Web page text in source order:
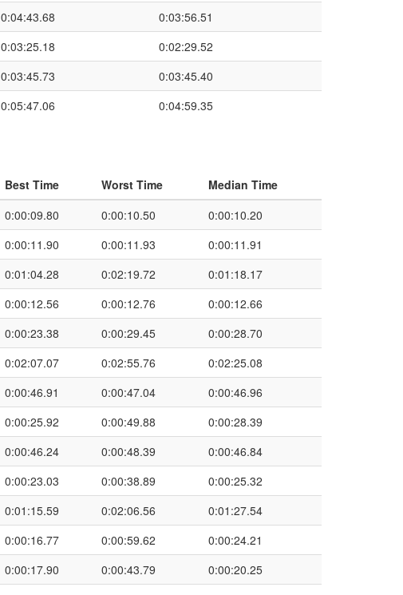
0:04:43.68
0:03:56.51
0:03:25.18
0:02:29.52
0:03:45.73
0:03:45.40
0:05:47.06 0:04:59.35
Best Time Worst Time
Median Time
0:00:09.80 0:00:10.50
0:00:10.20
0:00:11.90 0:00:11.93
0:00:11.91
0:01:04.28 0:02:19.72
0:01:18.17
0:00:12.56 0:00:12.76
0:00:12.66
0:00:23.38 0:00:29.45
0:00:28.70
0:02:07.07 0:02:55.76
0:02:25.08
0:00:46.91 0:00:47.04
0:00:46.96
0:00:25.92 0:00:49.88
0:00:28.39
0:00:46.24 0:00:48.39
0:00:46.84
0:00:23.03 0:00:38.89
0:00:25.32
0:01:15.59 0:02:06.56
0:01:27.54
0:00:16.77 0:00:59.62
0:00:24.21
0:00:17.90 0:00:43.79
0:00:20.25